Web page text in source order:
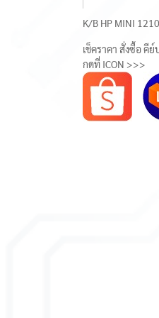
K/B HP MINI 1210
เช็คราคา สั่งซื้อ คี
กดที่ ICON >>>